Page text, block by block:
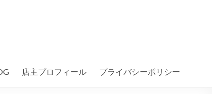
店主プロフィール プライバシーポリシー